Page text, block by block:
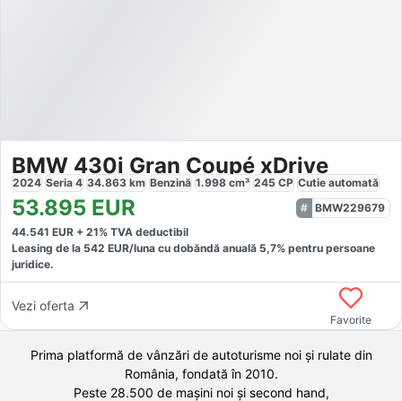
BMW 430i Gran Coupé xDrive
2024 Seria 4 34.863 km Benzină 1.998 cm³ 245 CP Cutie automată
53.895 EUR
BMW229679
44.541 EUR + 21% TVA deductibil
Leasing de la 542 EUR/luna cu dobăndă anuală 5,7% pentru persoane
juridice.
Vezi oferta
Favorite
Prima platformă de vânzări de autoturisme noi și rulate din
România, fondată în 2010.
Peste 28.500 demașini noi și second hand,